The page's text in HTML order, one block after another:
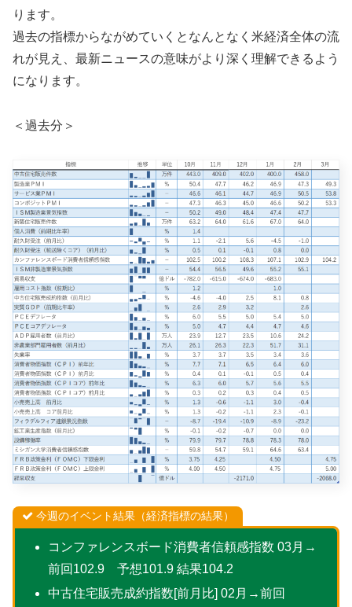
ります。
過去の指標からながめていくとなんとなく米経済全体の流
れが見え、最新ニュースの意味がより深く理解できるよう
になります。
＜過去分＞
今週のイベント結果（経済指標の結果）
コンファレンスボード消費者信頼感指数 03月→
前回102.9 予想101.9 結果104.2
中古住宅販売成約指数[前月比] 02月→前回